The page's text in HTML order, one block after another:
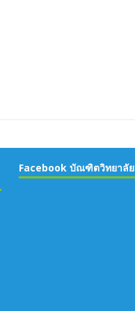
Facebook บัณฑิตวิทยาลัย